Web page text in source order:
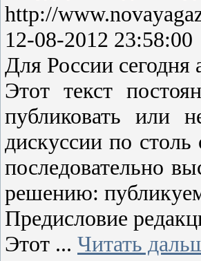
http://
12-08-2012 23:58:00
Для России сегодня
Этот текст
публиковать или
дискуссии по
последовательно
решению:
Предисловие
Этот ... Читать